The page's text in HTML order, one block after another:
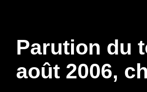
Parution du
août 2006,